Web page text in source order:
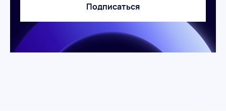
Подписаться